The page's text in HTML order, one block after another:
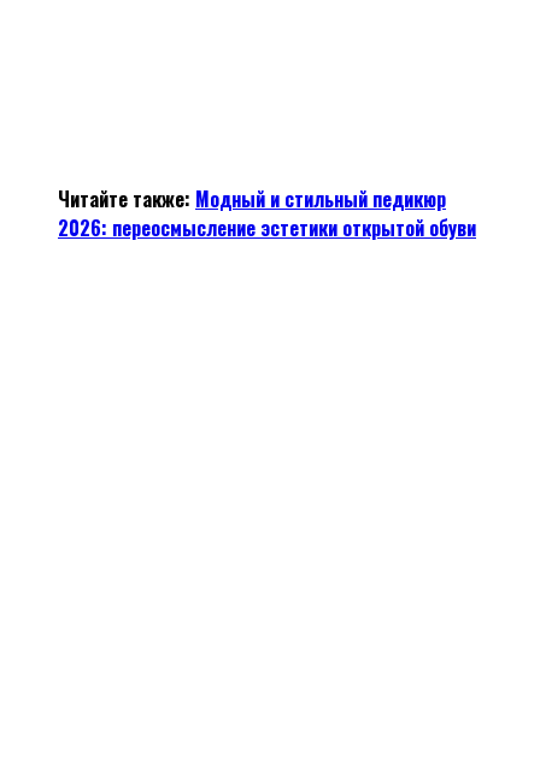
Читайте также: Модный и стильный педикюр
2026: переосмысление эстетики открытой обуви